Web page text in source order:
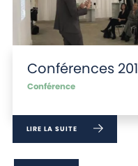
Conférences
Conférence
LIRE LA SUITE